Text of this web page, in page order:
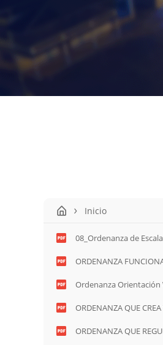
Inicio
08_Ordenanza de
ORDENANZA
Ordenanza Orientación
ORDENANZA QUE CREA Y NORMA EL
ORDENANZA QUE